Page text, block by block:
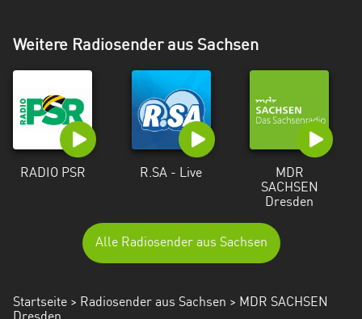
Weitere Radiosender aus Sachsen
RADIO PSR R.SA - Live
MDR
SACHSEN
Dresden
Alle Radiosender aus Sachsen
Startseite > Radiosender aus Sachsen > MDR SACHSEN